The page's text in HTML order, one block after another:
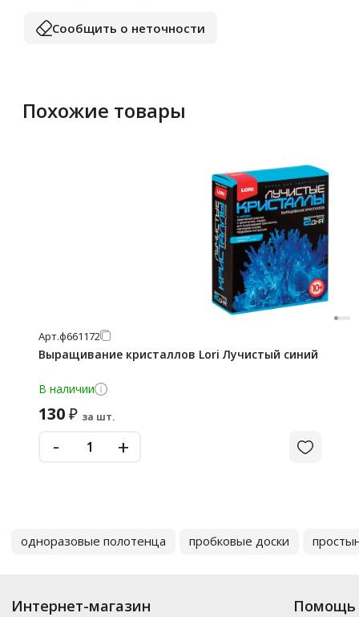
Сообщить о неточности
Похожие товары
Арт.ф661172
Выращивание кристаллов Lori Лучистый синий
В наличии
130₽ за шт.
- +
одноразовые полотенца пробковые доски
Интернет-магазин Помощь